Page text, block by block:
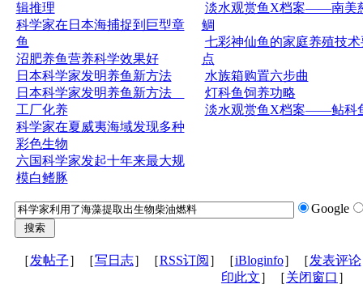
辑推理
科学家在日本海捕捉到巨型章
鱼
沼肥养鱼营养科学效果好
日本科学家发明养鱼新方法
日本科学家发明养鱼新方法
工厂化养
科学家在夏威夷海域发现多种
彩色生物
六国科学家发起十年来最大规
模白鳍豚
淡水观赏鱼X档案——南美
鲷
七彩神仙鱼的家庭养殖技术
点
水族箱购置六步曲
灯科鱼饲养功略
淡水观赏鱼X档案——鲇科
Google
［发帖子］［写日志］［RSS订阅 ］［iBloginfo］［发表评论
印此文］［关闭窗口 ］